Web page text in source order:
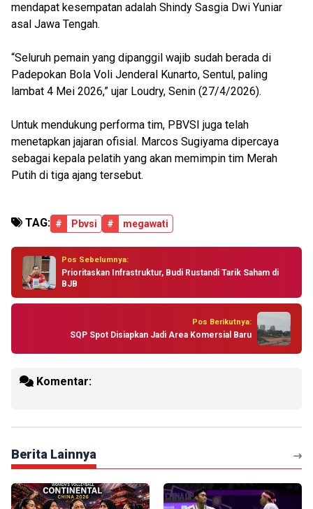
mendapat kesempatan adalah Shindy Sasgia Dwi Yuniar
asal Jawa Tengah.
“Seluruh pemain yang dipanggil wajib sudah berada di
Padepokan Bola Voli Jenderal Kunarto, Sentul, paling
lambat 4 Mei 2026,” ujar Loudry, Senin (27/4/2026).
Untuk mendukung performa tim, PBVSI juga telah
menetapkan jajaran ofisial. Marcos Sugiyama dipercaya
sebagai kepala pelatih yang akan memimpin tim Merah
Putih di tiga ajang tersebut.
TAG: # Pbvsi # megawati
Pos Sebelumnya:
Prioritaskan Infrastruktur, Budi Rustandi Tarik Saham di
BJB
Pos Berikutnya:
SQP Spot Disiapkan Jadi Area Komersial Baru
Komentar:
Berita Lainnya